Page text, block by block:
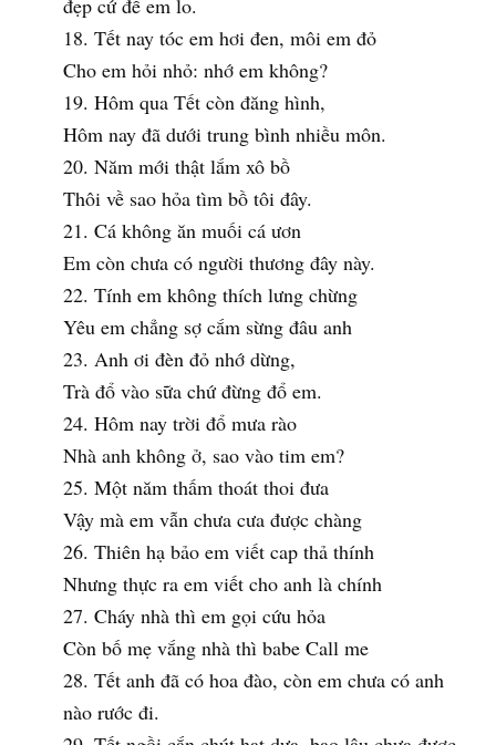
đẹp cứ để em lo.
Tết nay tóc em hơi đen, môi em đỏ
Cho em hỏi nhỏ: nhớ em không?
Hôm qua Tết còn đăng hình,
Hôm nay đã dưới trung bình nhiều môn.
Năm mới thật lắm xô bồ
Thôi về sao hỏa tìm bồ tôi đây.
Cá không ăn muối cá ươn
Em còn chưa có người thương đây này.
Tính em không thích lưng chừng
Yêu em chẳng sợ cắm sừng đâu anh
Anh ơi đèn đỏ nhớ dừng,
Trà đổ vào sữa chứ đừng đổ em.
Hôm nay trời đổ mưa rào
Nhà anh không ở, sao vào tim em?
Một năm thấm thoát thoi đưa
Vậy mà em vẫn chưa cưa được chàng
Thiên hạ bảo em viết cap thả thính
Nhưng thực ra em viết cho anh là chính
Cháy nhà thì em gọi cứu hỏa
Còn bố mẹ vắng nhà thì babe Call me
Tết anh đã có hoa đào, còn em chưa có anh
nào rước đi.